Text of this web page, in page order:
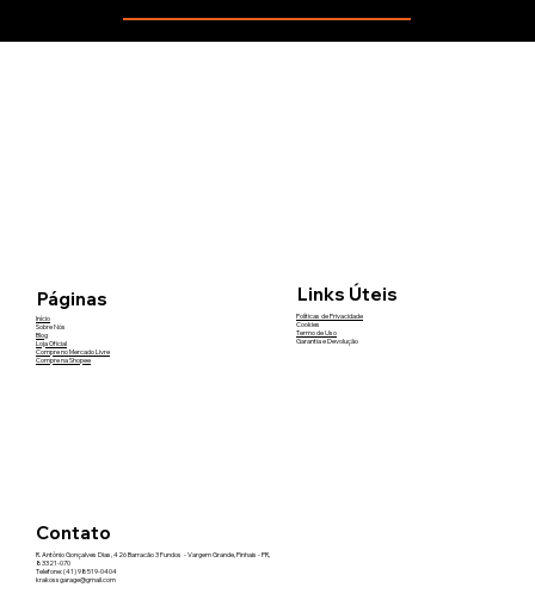
Páginas
Início
Sobre Nós
Blog
Loja Oficial
Compre no Mercado Livre
Compre na Shopee
Contato
R. Antônio Gonçalves Dias, 426 Barracão 3 Fundos - Vargem Grande, Pinhais - PR,
83321-070
Telefone: (41) 98519-0404
krakossgarage@gmail.com
Links Úteis
Políticas de Privacidade
Cookies
Termo de Uso
Garantia e Devolução